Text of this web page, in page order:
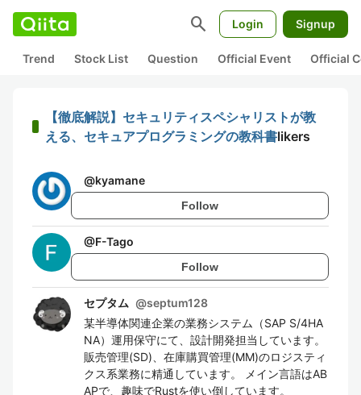
search Login Signup
Trend Stock List Question Official Event Official
【徹底解説】セキュリティスペシャリストが教
える、セキュアプログラミングの教科書likers
@kyamane
Follow
@F-Tago
Follow
セプタム @septum128
某半導体関連企業の業務システム（SAP S/4HA
NA）運用保守にて、設計開発担当しています。
販売管理(SD)、在庫購買管理(MM)のロジスティ
クス系業務に精通しています。 メイン言語はAB
APで、趣味でRustを使い倒しています。